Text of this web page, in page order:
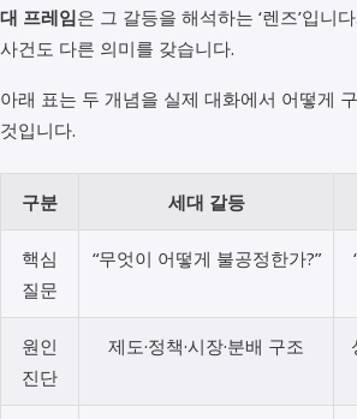
대 프레임은 그 갈등을 해석하는 ‘렌즈’입니
사건도 다른 의미를 갖습니다.
아래 표는 두 개념을 실제 대화에서 어떻게
것입니다.
구분 세대 갈등
핵심
질문
“무엇이 어떻게 불공정한가?”
원인
진단
제도·정책·시장·분배 구조